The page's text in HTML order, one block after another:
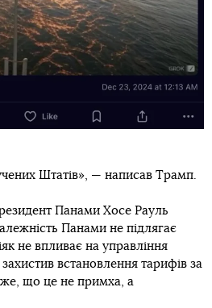
Штатів», — написав Трамп.
Панами Хосе Рауль
Панами не підлягає
не впливає на управління
встановлення тарифів за
що це не примха, а